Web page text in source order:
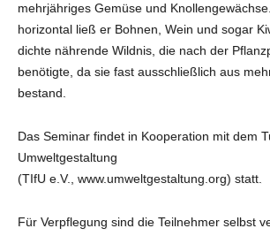
mehrjähriges Gemüse und
horizontal ließ er Bohnen, Wein und sogar
dichte nährende Wildnis, die nach der
benötigte, da sie fast ausschließlich aus
bestand.
Das Seminar findet in Kooperation mit dem
Umweltgestaltung
(TIfU e.V., www.umweltgestaltung.org) statt.
Für Verpflegung sind die Teilnehmer selbst